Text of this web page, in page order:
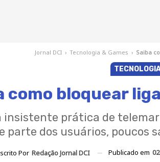
Jornal DCI › Tecnologia & Games › Saiba
como bloquear
insistente prática de
parte dos usuários, poucos
Por Redação Jornal DCI Publicado em